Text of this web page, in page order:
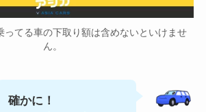
ってる車の下取り額は含めないといけませ
ん。
確かに！